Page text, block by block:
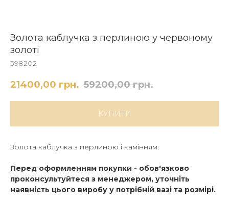
Золота каблучка з перлиною у червоному
золоті
398202
21400,00 грн. 59200,00 грн.
КУПИТИ
Золота каблучка з перлиною і камінням.
Перед оформленням покупки - обов'язково
проконсультуйтеся з менеджером, уточніть
наявність цього виробу у потрібній вазі та розмірі.